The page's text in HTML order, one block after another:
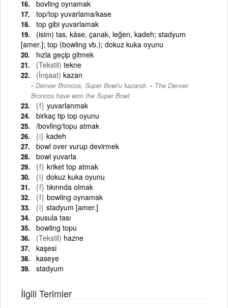
bovling oynamak
top/top yuvarlama/kase
top gibi yuvarlamak
(isim) tas, kâse, çanak, leğen, kadeh; stadyum
[amer.]; top (bowling vb.); dokuz kuka oyunu
hızla geçip gitmek
(Tekstil) tekne
(İnşaat) kazan
Denver Broncos, Super Bowl'u kazandı. - The Denver
Broncos have won the Super Bowl.
{f} yuvarlanmak
birkaç tip top oyunu
/bovling/topu atmak
{i} kadeh
bowl over vurup devirmek
bowl yuvarla
{f} kriket top atmak
{i} dokuz kuka oyunu
{f} tıkırında olmak
{f} bowling oynamak
{i} stadyum [amer.]
pusula tası
bowling topu
(Tekstil) hazne
kaşesi
kaseye
stadyum
İlgili Terimler